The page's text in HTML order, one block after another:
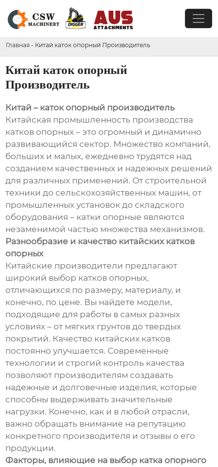
Главная - Китай каток опорный Производитель
Китай каток опорный
Производитель
Китай – каток опорный производитель
Китайская промышленность производства
катков опорных – это огромный и динамично
развивающийся сектор. Множество компаний,
больших и малых, ежедневно трудятся над
созданием качественных и надежных решений
для различных применений. От строительной
техники до сельскохозяйственных машин, от
промышленных установок до складского
оборудования – катки опорные являются
незаменимой частью множества механизмов.
Разнообразие и качество китайских катков
опорных
Китайские производители предлагают
широкий выбор катков опорных,
отличающихся по размеру, материалу, и
конечно, по цене. Вы найдете модели,
подходящие для работы в самых разных
условиях – от мягких грунтов до твердых
покрытий. Качество китайских катков
постоянно улучшается. Современные
технологии и строгий контроль качества
позволяют производителям создавать
надежные и долговечные изделия, которые
способны выдерживать значительные
нагрузки. Конечно, как и в любой отрасли,
важно обращать внимание на репутацию
конкретного производителя и отзывы о его
продукции.
Факторы, влияющие на выбор катка опорного